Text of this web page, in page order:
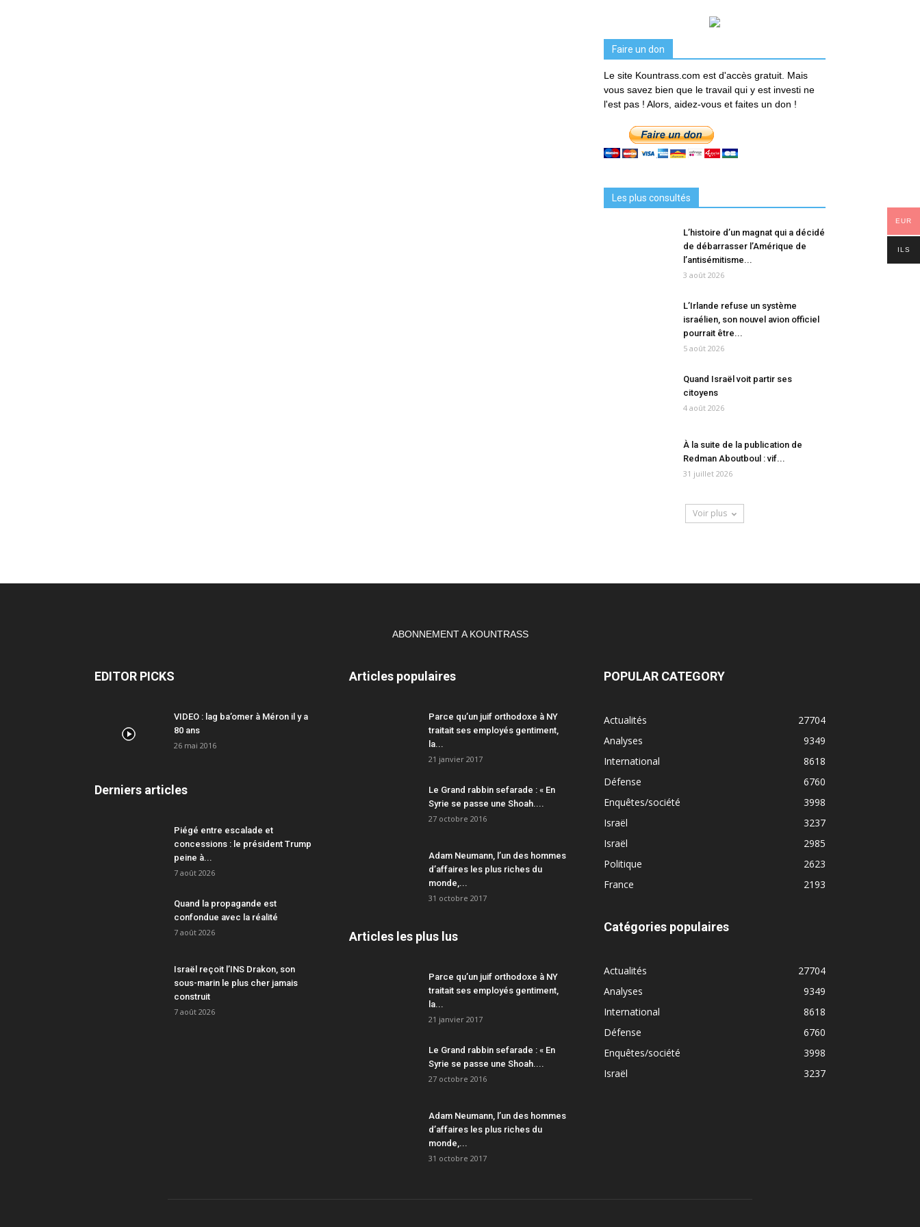
Faire un don
Le site Kountrass.com est d'accès gratuit. Mais
vous savez bien que le travail qui y est investi ne
l'est pas ! Alors, aidez-vous et faites un don !
Les plus consultés
L’histoire d’un magnat qui a décidé
de débarrasser l’Amérique de
l’antisémitisme...
3 août 2026
L’Irlande refuse un système
israélien, son nouvel avion officiel
pourrait être...
5 août 2026
Quand Israël voit partir ses
citoyens
4 août 2026
À la suite de la publication de
Redman Aboutboul : vif...
31 juillet 2026
Voir plus
ABONNEMENT A KOUNTRASS
EDITOR PICKS
VIDEO : lag ba’omer à Méron il y a
80 ans
26 mai 2016
Derniers articles
Piégé entre escalade et
concessions : le président Trump
peine à...
7 août 2026
Quand la propagande est
confondue avec la réalité
7 août 2026
Israël reçoit l’INS Drakon, son
sous-marin le plus cher jamais
construit
7 août 2026
Articles populaires
Parce qu’un juif orthodoxe à NY
traitait ses employés gentiment,
la...
21 janvier 2017
Le Grand rabbin sefarade : « En
Syrie se passe une Shoah....
27 octobre 2016
Adam Neumann, l’un des hommes
d’affaires les plus riches du
monde,...
31 octobre 2017
Articles les plus lus
Parce qu’un juif orthodoxe à NY
traitait ses employés gentiment,
la...
21 janvier 2017
Le Grand rabbin sefarade : « En
Syrie se passe une Shoah....
27 octobre 2016
Adam Neumann, l’un des hommes
d’affaires les plus riches du
monde,...
31 octobre 2017
POPULAR CATEGORY
Actualités
27704
Analyses
9349
International
8618
Défense
6760
Enquêtes/société
3998
Israël
3237
Israël
2985
Politique
2623
France
2193
Catégories populaires
Actualités
27704
Analyses
9349
International
8618
Défense
6760
Enquêtes/société
3998
Israël
3237
EUR
ILS